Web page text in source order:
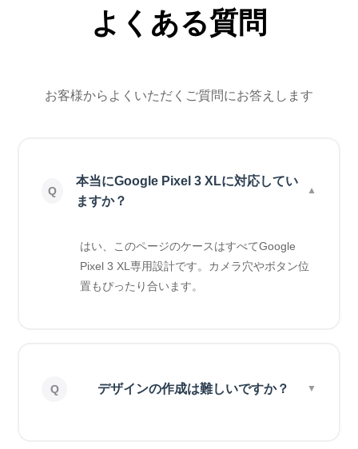
よくある質問
お客様からよくいただくご質問にお答えします
本当にGoogle Pixel 3 XLに対応してい
ますか？
はい、このページのケースはすべてGoogle
Pixel 3 XL専用設計です。カメラ穴やボタン位
置もぴったり合います。
デザインの作成は難しいですか？